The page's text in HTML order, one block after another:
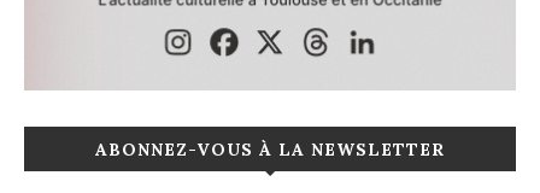
ABONNEZ-VOUS À LA NEWSLETTER